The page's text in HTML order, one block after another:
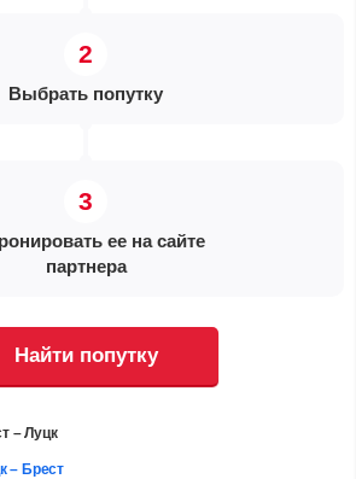
Выбрать попутку
ее на сайте
партнера
Найти попутку
– Луцк
– Брест